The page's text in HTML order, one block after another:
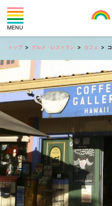
トップ グルメ・レストラン カフェ